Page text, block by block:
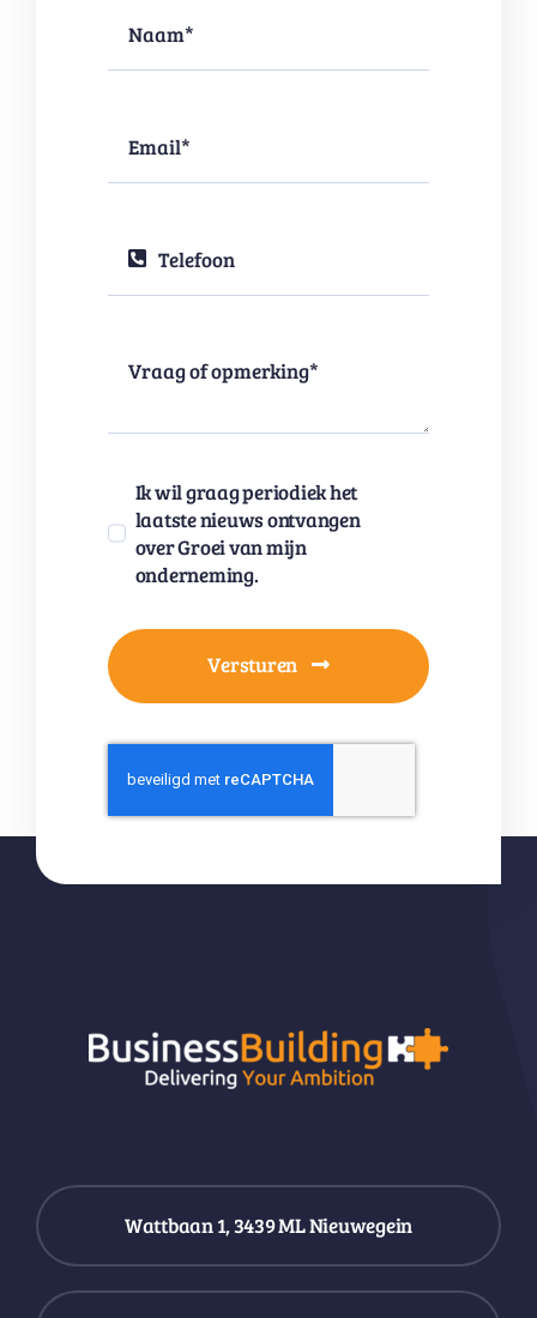
Ik wil graag periodiek het
laatste nieuws ontvangen
over Groei van mijn
onderneming.
Versturen
Wattbaan 1, 3439 ML Nieuwegein